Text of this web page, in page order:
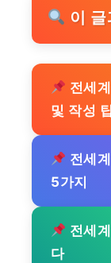
이
전세
및 작성 팁
전세
5가지
전세
다